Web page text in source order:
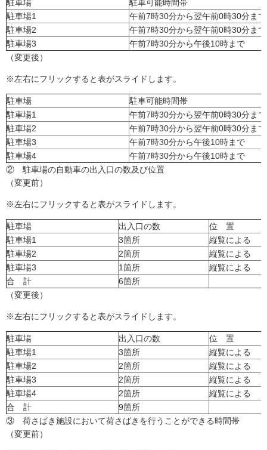
駐車場
駐車可能時間帯
駐車場1
午前7時30分から翌午前0時30分まで
駐車場2
午前7時30分から翌午前0時30分まで
駐車場3
午前7時30分から午後10時まで
（変更後）
※左右にフリックすると表がスライドします。
駐車場
駐車可能時間帯
駐車場1
午前7時30分から翌午前0時30分まで
駐車場2
午前7時30分から翌午前0時30分まで
駐車場3
午前7時30分から午後10時まで
駐車場4
午前7時30分から午後10時まで
② 駐車場の自動車の出入口の数及び位置
（変更前）
※左右にフリックすると表がスライドします。
駐車場 出入口の数
位 置
駐車場1
3箇所
縦覧による
駐車場2
2箇所
縦覧による
駐車場3
1箇所
縦覧による
合 計
6箇所
（変更後）
※左右にフリックすると表がスライドします。
駐車場 出入口の数
位 置
駐車場1
3箇所
縦覧による
駐車場2
2箇所
縦覧による
駐車場3
2箇所
縦覧による
駐車場4
2箇所
縦覧による
合 計
9箇所
③ 荷さばき施設において荷さばきを行うことができる時間帯
（変更前）